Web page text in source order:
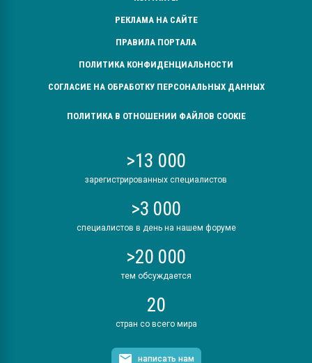
РЕКЛАМА НА САЙТЕ
ПРАВИЛА ПОРТАЛА
ПОЛИТИКА КОНФИДЕНЦИАЛЬНОСТИ
СОГЛАСИЕ НА ОБРАБОТКУ ПЕРСОНАЛЬНЫХ ДАННЫХ
ПОЛИТИКА В ОТНОШЕНИИ ФАЙЛОВ COOKIE
>13 000
зарегистрированных специалистов
>3 000
специалистов в день на нашем форуме
>20 000
тем обсуждается
20
стран со всего мира
написать нам